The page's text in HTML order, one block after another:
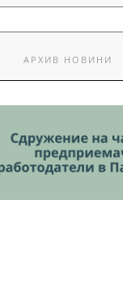
АРХИВ НОВИНИ